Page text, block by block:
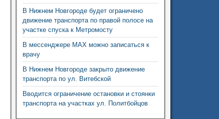
В Нижнем Новгороде будет ограничено
движение транспорта по правой полосе на
участке спуска к Метромосту
В мессенджере MAX можно записаться к
врачу
В Нижнем Новгороде закрыто движение
транспорта по ул. Витебской
Вводится ограничение остановки и стоянки
транспорта на участках ул. Политбойцов